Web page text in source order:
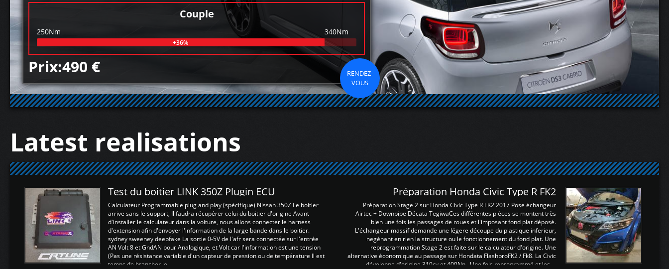
Couple
250Nm 340Nm
+36%
Prix:490 €
RENDEZ-
VOUS
Latest realisations
Test du boitier LINK 350Z Plugin ECU
Calculateur Programmable plug and play (spécifique) Nissan 350Z Le boitier
arrive sans le support, Il faudra récupérer celui du boitier d'origine Avant
d'installer le calculateur dans la voiture, nous allons connecter le harness
d'extension afin d'envoyer l'information de la large bande dans le boitier.
sydney sweeney deepfake La sortie 0-5V de l'afr sera connectée sur l'entrée
AN Volt 8 et GndAN pour Analogique, et Volt car l'information est une tension
(Pas une résistance variable d'un capteur de pression ou de température Il est
temps de brancher le ...
Préparation Honda Civic Type R FK2
Préparation Stage 2 sur Honda Civic Type R FK2 2017 Pose échangeur
Airtec + Downpipe Décata TegiwaCes différentes pièces se montent très
bien une fois les passages de roues et l'imposant fond plat déposé.
L'échangeur massif demande une légere découpe du plastique inferieur,
negénant en rien la structure ou le fonctionnement du fond plat. Une
reprogrammation Stage 2 est faite sur le calculateur d'origine. Une
alternative économique au passage sur Hondata FlashproFK2 / Fk8. La Civic
développe d'origine 310cv et 400Nn , Une fois reprogrammé et les ...